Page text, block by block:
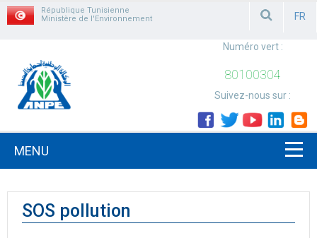
République Tunisienne
Ministère de l'Environnement
FR
Numéro vert :
80100304
Suivez-nous sur :
MENU
SOS pollution